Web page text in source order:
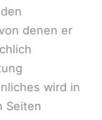
denen er
wird in
Seiten